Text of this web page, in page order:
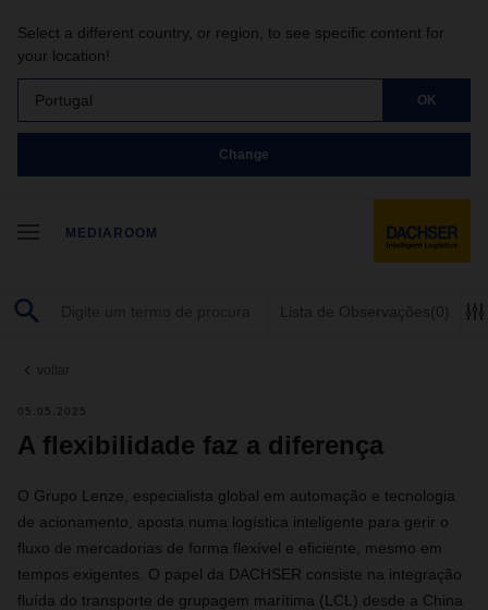
Select a different country, or region, to see specific content for
your location!
Portugal OK
Change
MEDIAROOM
Lista de Observações (0)
voltar
05.05.2025
A flexibilidade faz a diferença
O Grupo Lenze, especialista global em automação e tecnologia
de acionamento, aposta numa logística inteligente para gerir o
fluxo de mercadorias de forma flexível e eficiente, mesmo em
tempos exigentes. O papel da DACHSER consiste na integração
fluída do transporte de grupagem marítima (LCL) desde a China